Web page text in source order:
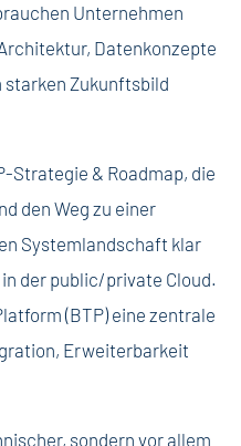
Unternehmen
Datenkonzepte
starken Zukunftsbild
Strategie & Roadmap, die
den Weg zu einer
Systemlandschaft klar
der public/private Cloud.
(BTP) eine zentrale
Erweiterbarkeit
sondern vor allem